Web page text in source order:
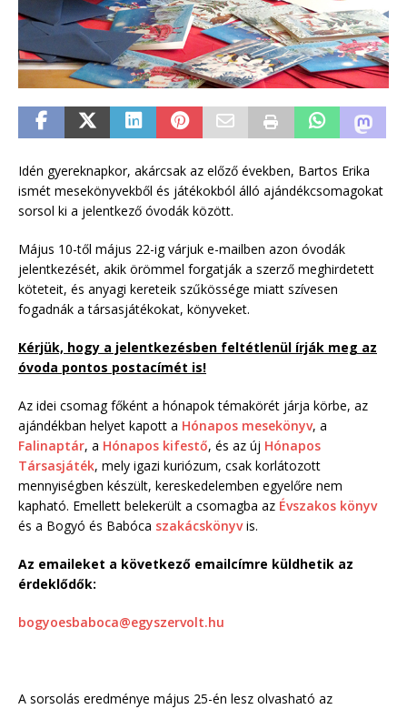
Idén gyereknapkor, akárcsak az előző években, Bartos Erika
ismét mesekönyvekből és játékokból álló ajándékcsomagokat
sorsol ki a jelentkező óvodák között.
Május 10-től május 22-ig várjuk e-mailben azon óvodák
jelentkezését, akik örömmel forgatják a szerző meghirdetett
köteteit, és anyagi kereteik szűkössége miatt szívesen
fogadnák a társasjátékokat, könyveket.
Kérjük, hogy a jelentkezésben feltétlenül írják meg az
óvoda pontos postacímét is!
Az idei csomag főként a hónapok témakörét járja körbe, az
ajándékban helyet kapott a Hónapos mesekönyv, a
Falinaptár, a Hónapos kifestő, és az új Hónapos
Társasjáték, mely igazi kuriózum, csak korlátozott
mennyiségben készült, kereskedelemben egyelőre nem
kapható. Emellett belekerült a csomagba az Évszakos könyv
és a Bogyó és Babóca szakácskönyvis.
Az emaileket a következő emailcímre küldhetik az
érdeklődők:
bogyoesbaboca@egyszervolt.hu
A sorsolás eredménye május 25-én lesz olvasható az